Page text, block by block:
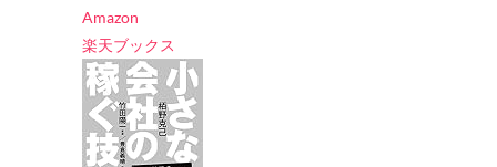
Amazon
楽天ブックス